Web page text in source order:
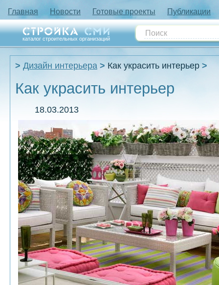
Главная Новости Готовые проекты Публикации
каталог строительных организаций
Дизайн интерьера Как украсить интерьер
Как украсить интерьер
18.03.2013